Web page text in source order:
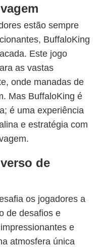
estão sempre
BuffaloKing
Este jogo
as vastas
onde manadas de
Mas BuffaloKing é
é uma experiência
e estratégia com
de
os jogadores a
de desafios e
e
atmosfera única